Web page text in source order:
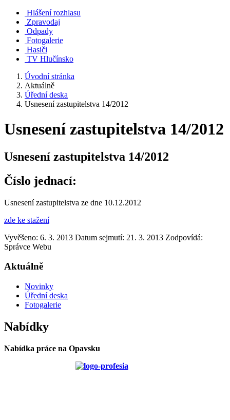
Hlášení rozhlasu
Zpravodaj
Odpady
Fotogalerie
Hasiči
TV Hlučínsko
Úvodní stránka
Aktuálně
Úřední deska
Usnesení zastupitelstva 14/2012
Usnesení zastupitelstva 14/2012
Usnesení zastupitelstva 14/2012
Číslo jednací:
Usnesení zastupitelstva ze dne 10.12.2012
zde ke stažení
Vyvěšeno: 6. 3. 2013 Datum sejmutí: 21. 3. 2013 Zodpovídá:
Správce Webu
Aktuálně
Novinky
Úřední deska
Fotogalerie
Nabídky
Nabídka práce na Opavsku